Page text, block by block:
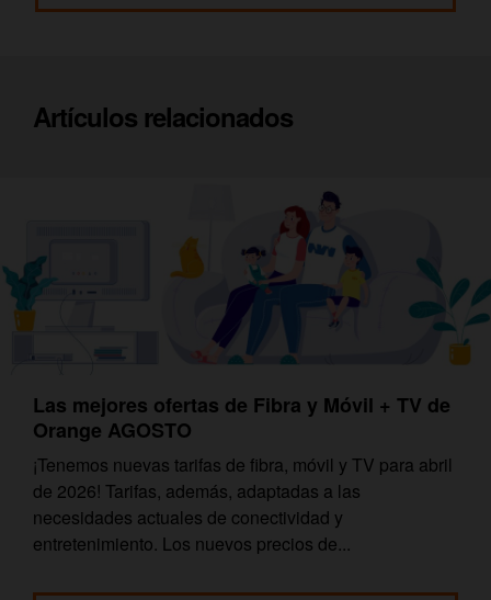
Artículos relacionados
Las mejores ofertas de Fibra y Móvil + TV de
Orange AGOSTO
¡Tenemos nuevas tarifas de fibra, móvil y TV para abril
de 2026! Tarifas, además, adaptadas a las
necesidades actuales de conectividad y
entretenimiento. Los nuevos precios de...